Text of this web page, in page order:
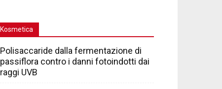
Kosmetica
Polisaccaride dalla fermentazione di
passiflora contro i danni fotoindotti dai
raggi UVB